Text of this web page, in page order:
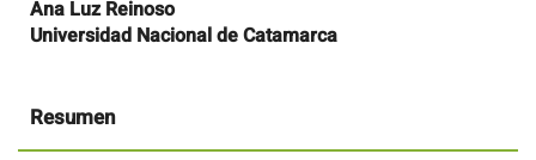
artículo
Ana Luz Reinoso
Universidad Nacional de Catamarca
Resumen